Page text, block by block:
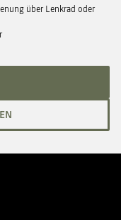
über Lenkrad oder